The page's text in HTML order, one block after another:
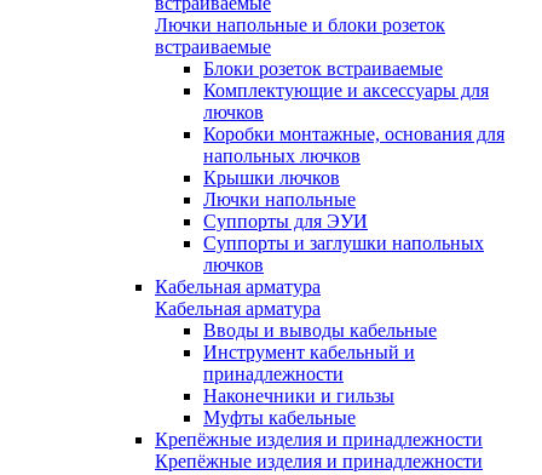
Лючки напольные и блоки розеток
встраиваемые
Блоки розеток встраиваемые
Комплектующие и аксессуары для
лючков
Коробки монтажные, основания для
напольных лючков
Крышки лючков
Лючки напольные
Суппорты для ЭУИ
Суппорты и заглушки напольных
лючков
Кабельная арматура
Кабельная арматура
Вводы и выводы кабельные
Инструмент кабельный и
принадлежности
Наконечники и гильзы
Муфты кабельные
Крепёжные изделия и принадлежности
Крепёжные изделия и принадлежности